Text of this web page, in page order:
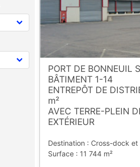
PORT DE BONNEUIL
BÂTIMENT 1-14
ENTREPÔT DE
m²
AVEC TERRE-PLEIN
EXTÉRIEUR
Destination : Cross-dock
Surface : 11 744 m²